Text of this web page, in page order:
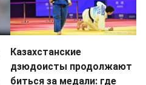
Казахстанские
дзюдоисты продолжают
биться за медали: где